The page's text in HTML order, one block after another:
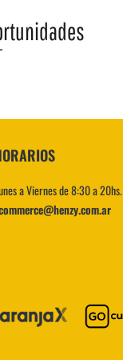
VER MÁS
a Viernes de 8:30 a 20hs.